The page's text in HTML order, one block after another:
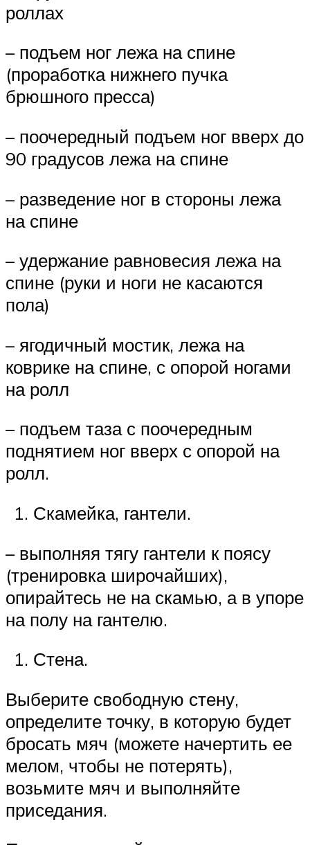
роллах
– подъем ног лежа на спине
(проработка нижнего пучка
брюшного пресса)
– поочередный подъем ног вверх до
90 градусов лежа на спине
– разведение ног в стороны лежа
на спине
– удержание равновесия лежа на
спине (руки и ноги не касаются
пола)
– ягодичный мостик, лежа на
коврике на спине, с опорой ногами
на ролл
– подъем таза с поочередным
поднятием ног вверх с опорой на
ролл.
Скамейка, гантели.
– выполняя тягу гантели к поясу
(тренировка широчайших),
опирайтесь не на скамью, а в упоре
на полу на гантелю.
Стена.
Выберите свободную стену,
определите точку, в которую будет
бросать мяч (можете начертить ее
мелом, чтобы не потерять),
возьмите мяч и выполняйте
приседания.